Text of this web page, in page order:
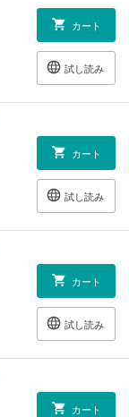
カート
試し読み
カート
試し読み
カート
試し読み
カート